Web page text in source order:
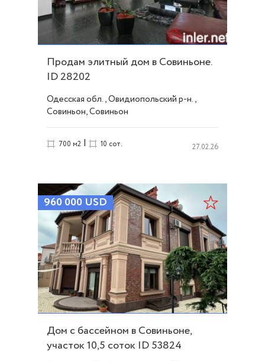
Продам элитный дом в Совиньоне.
ID 28202
Одесская обл., Овидиопольский р-н.,
Совиньон, Совиньон
700 м2 | 10 сот. 27.02.26
960 000 USD
Дом с бассейном в Совиньоне,
участок 10,5 соток ID 53824